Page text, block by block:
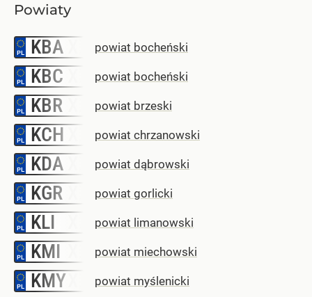
Powiaty
KBA powiat bocheński
KBC powiat bocheński
KBR powiat brzeski
KCH powiat chrzanowski
KDA powiat dąbrowski
KGR powiat gorlicki
KLI powiat limanowski
KMI powiat miechowski
KMY powiat myślenicki